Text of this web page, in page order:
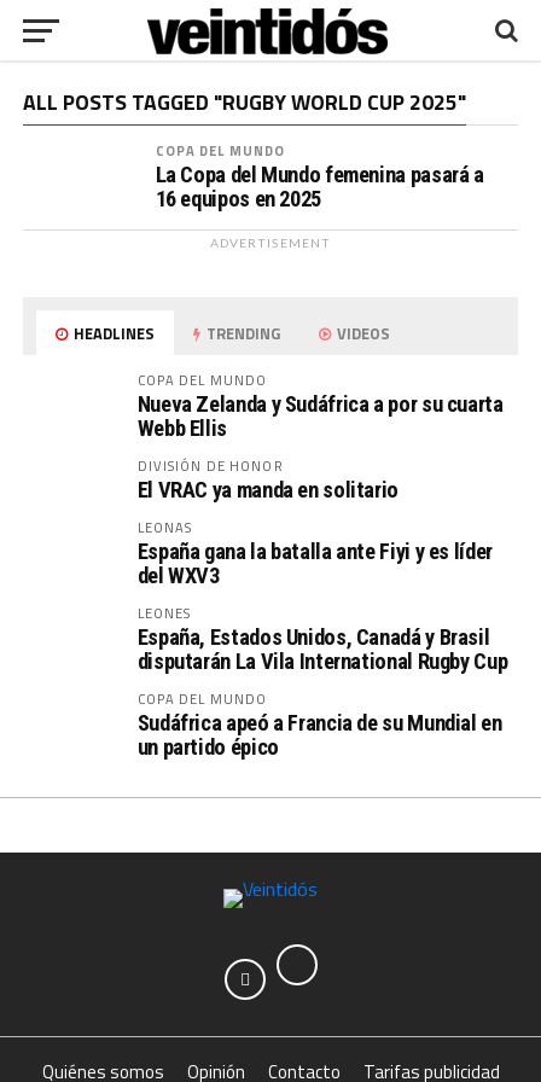
ALL POSTS TAGGED "RUGBY WORLD CUP 2025"
COPA DEL MUNDO
La Copa del Mundo femenina pasará a
16 equipos en 2025
ADVERTISEMENT
HEADLINES TRENDING VIDEOS
COPA DEL MUNDO
Nueva Zelanda y Sudáfrica a por su cuarta
Webb Ellis
DIVISIÓN DE HONOR
El VRAC ya manda en solitario
LEONAS
España gana la batalla ante Fiyi y es líder
del WXV3
LEONES
España, Estados Unidos, Canadá y Brasil
disputarán La Vila International Rugby Cup
COPA DEL MUNDO
Sudáfrica apeó a Francia de su Mundial en
un partido épico
Quiénes somos Opinión Contacto Tarifas publicidad